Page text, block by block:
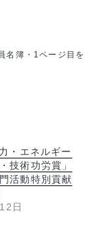
名簿・1ページ目を
・エネルギー
技術功労賞」
活動特別貢献
日